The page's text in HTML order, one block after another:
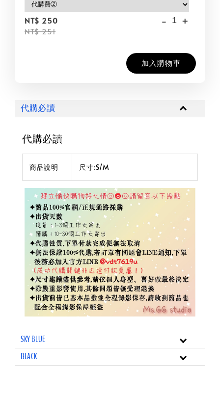
NT$ 250
NT$ 251
- +
加入購物車
代購必讀
代購必讀
商品說明 尺寸:S/M
SKY BLUE
BLACK